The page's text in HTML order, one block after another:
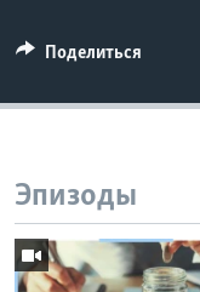
Поделиться
Эпизоды